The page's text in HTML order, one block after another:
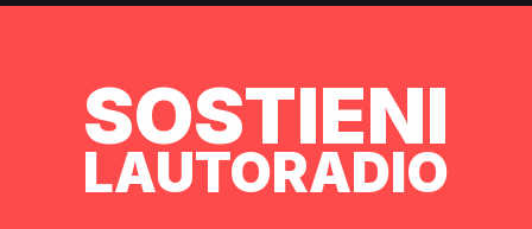
SOSTIENI
LAUTORADIO